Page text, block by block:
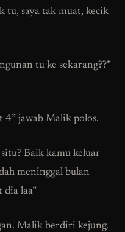
tu, saya tak muat, kecik
tu ke sekarang??”
4” jawab Malik polos.
Baik kamu keluar
meninggal bulan
laa”
Malik berdiri kejung.